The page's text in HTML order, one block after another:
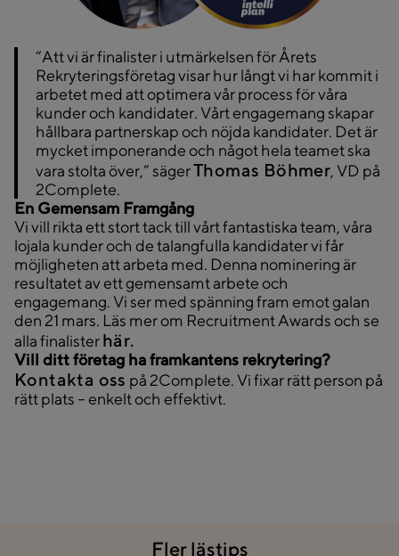
“Att vi är finalister i utmärkelsen för Årets
Rekryteringsföretag visar hur långt vi har kommit i
arbetet med att optimera vår process för våra
kunder och kandidater. Vårt engagemang skapar
hållbara partnerskap och nöjda kandidater. Det är
mycket imponerande och något hela teamet ska
vara stolta över,” sägerThomas Böhmer, VD på
2Complete.
En Gemensam Framgång
Vi vill rikta ett stort tack till vårt fantastiska team, våra
lojala kunder och de talangfulla kandidater vi får
möjligheten att arbeta med. Denna nominering är
resultatet av ett gemensamt arbete och
engagemang. Vi ser med spänning fram emot galan
den 21 mars. Läs mer om Recruitment Awards och se
alla finalisterhär.
Vill ditt företag ha framkantens rekrytering?
Kontakta oss på 2Complete. Vi fixar rätt person på
rätt plats – enkelt och effektivt.
Fler lästips